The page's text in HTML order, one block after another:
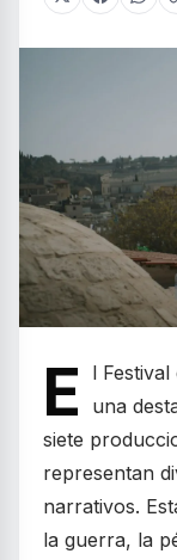
E
l
una
siete
representan
narrativos.
la guerra, la